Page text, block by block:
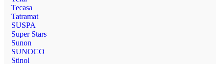
Tecasa
Tatramat
SUSPA
Super Stars
Sunon
SUNOCO
Stinol